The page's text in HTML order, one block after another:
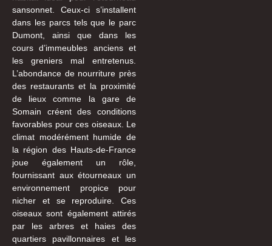
sansonnet. Ceux-ci s’installent
dans les parcs tels que le parc
Dumont, ainsi que dans les
cours d’immeubles anciens et
les greniers mal entretenus.
L’abondance de nourriture près
des restaurants et la proximité
de lieux comme la gare de
Somain créent des conditions
favorables pour ces oiseaux. Le
climat modérément humide de
la région des Hauts-de-France
joue également un rôle,
fournissant aux étourneaux un
environnement propice pour
nicher et se reproduire. Ces
oiseaux sont également attirés
par les arbres et haies des
quartiers pavillonnaires et les